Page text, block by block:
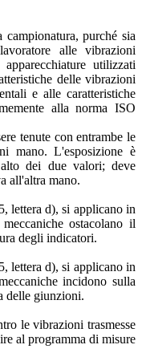
purché sia
alle vibrazioni
utilizzati
delle vibrazioni
e alle caratteristiche
alla norma ISO
tenute con entrambe le
mano. L'esposizione è
dei due valori; deve
all'altra mano.
lettera d), si applicano in
ostacolano il
degli indicatori.
lettera d), si applicano in
incidono sulla
delle giunzioni.
le vibrazioni trasmesse
al programma di misure